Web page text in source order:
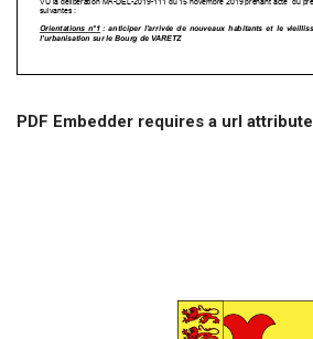
PDF Embedder requires a url attribute